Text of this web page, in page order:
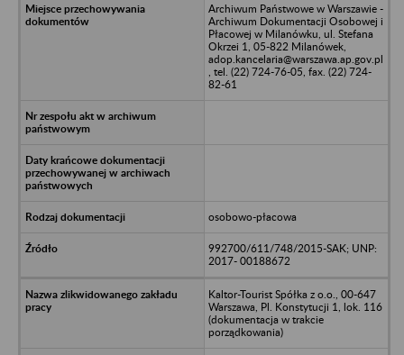
Archiwum Państwowe w Warszawie -
Archiwum Dokumentacji Osobowej i
Płacowej w Milanówku, ul. Stefana
Okrzei 1, 05-822 Milanówek,
adop.kancelaria@warszawa.ap.gov.pl
, tel. (22) 724-76-05, fax. (22) 724-
82-61
osobowo-płacowa
992700/611/748/2015-SAK; UNP:
2017- 00188672
Kaltor-Tourist Spółka z o.o., 00-647
Warszawa, Pl. Konstytucji 1, lok. 116
(dokumentacja w trakcie
porządkowania)